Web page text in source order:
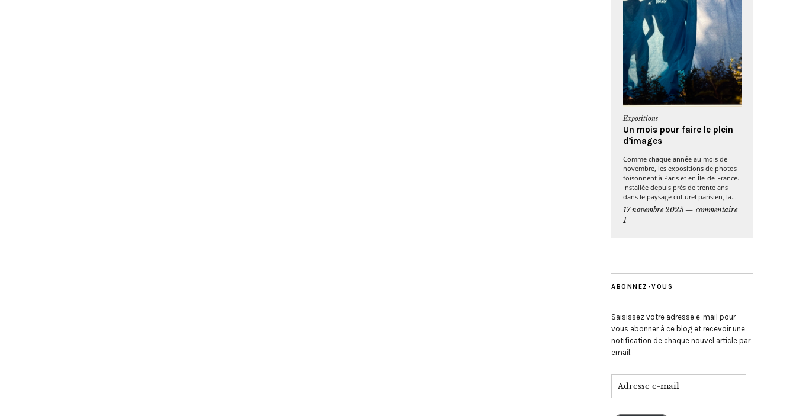
Expositions
Un mois pour faire le plein
d’images
Comme chaque année au mois de
novembre, les expositions de photos
foisonnent à Paris et en Île-de-France.
Installée depuis près de trente ans
dans le paysage culturel parisien, la...
17 novembre 2025
commentaire
1
ABONNEZ-VOUS
Saisissez votre adresse e-mail pour
vous abonner à ce blog et recevoir une
notification de chaque nouvel article par
email.